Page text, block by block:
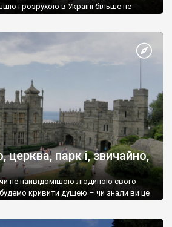
і розрухою в Україні більше не
церква, парк і, звичайно,
не найвідомішою людиною свого
кривити душею – чи знали ви це